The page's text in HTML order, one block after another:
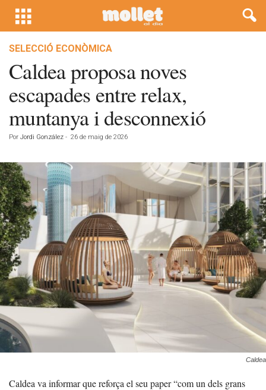
SELECCIÓ ECONÒMICA
Caldea proposa noves
escapades entre relax,
muntanya i desconnexió
Por Jordi González - 26 de maig de 2026
Caldea
Caldea va informar que reforça el seu paper “com un dels grans